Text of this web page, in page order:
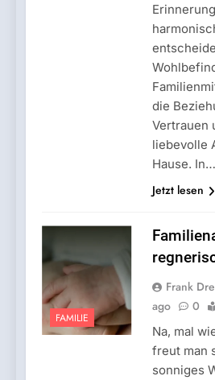
die
Vertrauen
liebevolle
Hause. In…
Jetzt lesen
FAMILIE
Frank
ago
0
Na, mal
freut man
sonniges